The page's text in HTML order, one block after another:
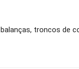
troncos de